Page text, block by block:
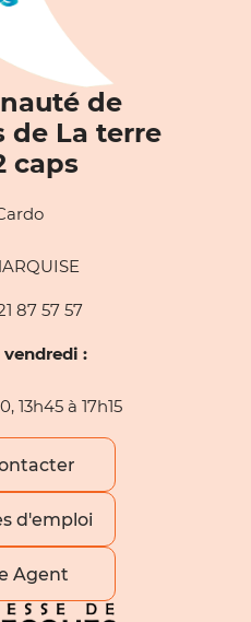
de
de La terre
caps
87 57 57
:
13h45 à 17h15
d'emploi
Agent